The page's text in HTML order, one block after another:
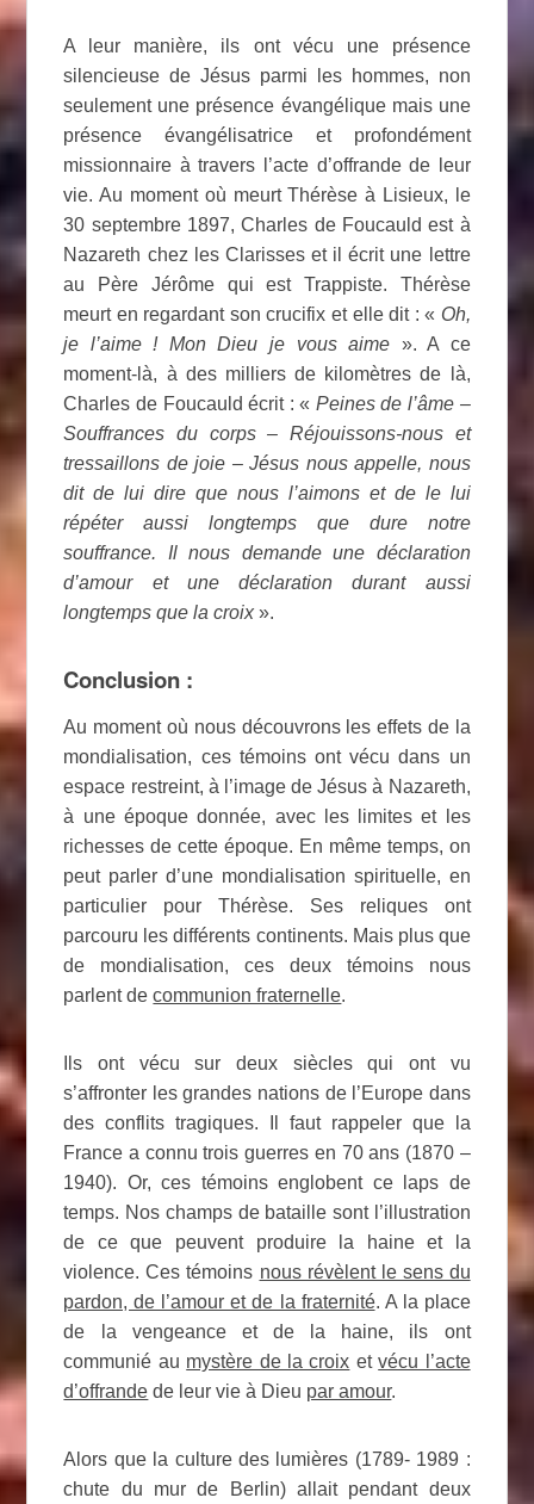
A leur manière, ils ont vécu une présence
silencieuse de Jésus parmi les hommes, non
seulement une présence évangélique mais une
présence évangélisatrice et profondément
missionnaire à travers l’acte d’offrande de leur
vie. Au moment où meurt Thérèse à Lisieux, le
30 septembre 1897, Charles de Foucauld est à
Nazareth chez les Clarisses et il écrit une lettre
au Père Jérôme qui est Trappiste. Thérèse
meurt en regardant son crucifix et elle dit : « Oh,
je l’aime ! Mon Dieu je vous aime ». A ce
moment-là, à des milliers de kilomètres de là,
Charles de Foucauld écrit : « Peines de l’âme –
Souffrances du corps – Réjouissons-nous et
tressaillons de joie – Jésus nous appelle, nous
dit de lui dire que nous l’aimons et de le lui
répéter aussi longtemps que dure notre
souffrance. Il nous demande une déclaration
d’amour et une déclaration durant aussi
longtemps que la croix».
Conclusion :
Au moment où nous découvrons les effets de la
mondialisation, ces témoins ont vécu dans un
espace restreint, à l’image de Jésus à Nazareth,
à une époque donnée, avec les limites et les
richesses de cette époque. En même temps, on
peut parler d’une mondialisation spirituelle, en
particulier pour Thérèse. Ses reliques ont
parcouru les différents continents. Mais plus que
de mondialisation, ces deux témoins nous
parlent decommunion fraternelle.
Ils ont vécu sur deux siècles qui ont vu
s’affronter les grandes nations de l’Europe dans
des conflits tragiques. Il faut rappeler que la
France a connu trois guerres en 70 ans (1870 –
1940). Or, ces témoins englobent ce laps de
temps. Nos champs de bataille sont l’illustration
de ce que peuvent produire la haine et la
violence. Ces témoins nous révèlent le sens du
pardon, de l’amour et de la fraternité. A la place
de la vengeance et de la haine, ils ont
communié au mystère de la croix etvécu l’acte
d’offrande de leur vie à Dieu par amour.
Alors que la culture des lumières (1789- 1989 :
chute du mur de Berlin) allait pendant deux